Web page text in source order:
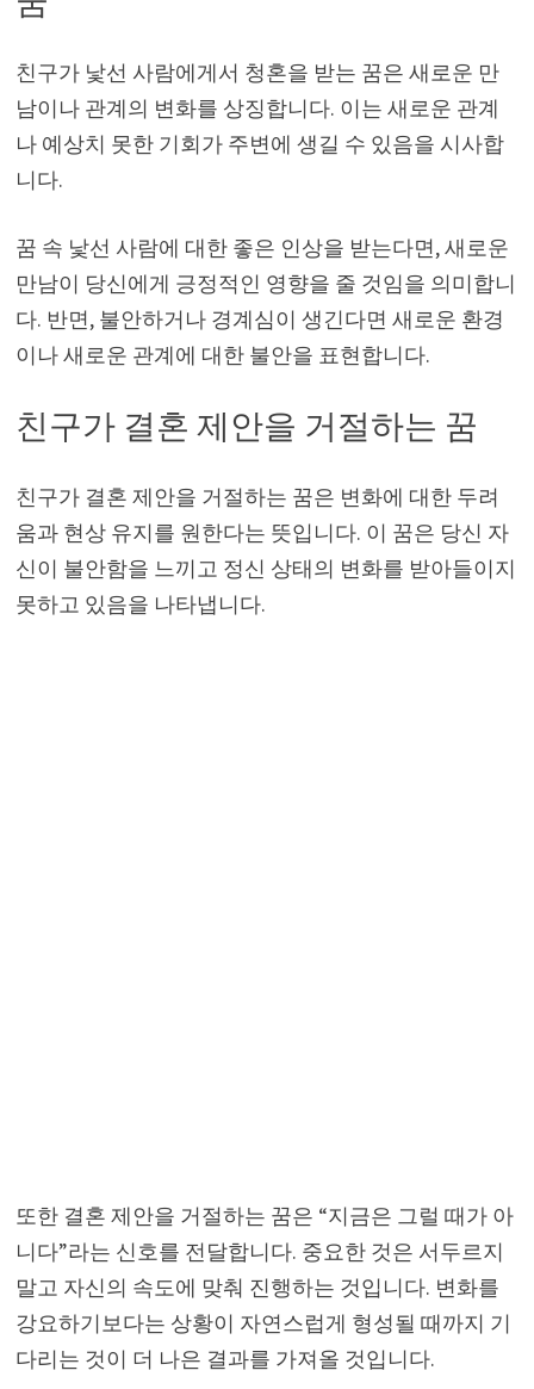
친구가 낯선 사람에게서 청혼을 받는 꿈은 새로운 만
남이나 관계의 변화를 상징합니다. 이는 새로운 관계
나 예상치 못한 기회가 주변에 생길 수 있음을 시사합
니다.
꿈 속 낯선 사람에 대한 좋은 인상을 받는다면, 새로운
만남이 당신에게 긍정적인 영향을 줄 것임을 의미합니
다. 반면, 불안하거나 경계심이 생긴다면 새로운 환경
이나 새로운 관계에 대한 불안을 표현합니다.
친구가 결혼 제안을 거절하는 꿈
친구가 결혼 제안을 거절하는 꿈은 변화에 대한 두려
움과 현상 유지를 원한다는 뜻입니다. 이 꿈은 당신 자
신이 불안함을 느끼고 정신 상태의 변화를 받아들이지
못하고 있음을 나타냅니다.
또한 결혼 제안을 거절하는 꿈은 “지금은 그럴 때가 아
니다”라는 신호를 전달합니다. 중요한 것은 서두르지
말고 자신의 속도에 맞춰 진행하는 것입니다. 변화를
강요하기보다는 상황이 자연스럽게 형성될 때까지 기
다리는 것이 더 나은 결과를 가져올 것입니다.